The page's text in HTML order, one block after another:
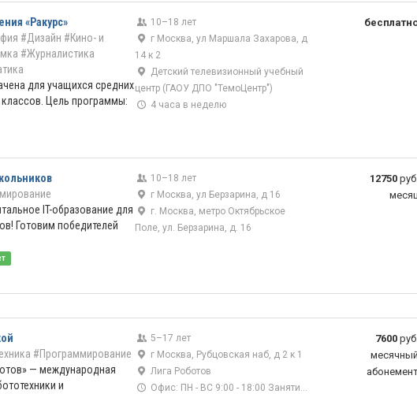
«Ракурс»
#Дизайн #Кино- и
#Журналистика
для учащихся средних
классов. Цель программы:
10–18 лет
г Москва, ул Маршала Захарова, д
14 к 2
Детский телевизионный учебный
центр (ГАОУ ДПО "ТемоЦентр")
4 часа в неделю
IT-образование для
Готовим победителей
10–18 лет
г Москва, ул Берзарина, д 16
г. Москва, метро Октябрьское
Поле, ул. Берзарина, д. 16
12750
#Программирование
— международная
и
5–17 лет
г Москва, Рубцовская наб, д 2 к 1
Лига Роботов
Офис: ПН - ВС 9:00 - 18:00 Занятия: СБ - ВС с 9:00 до 20:30
7600
месячный